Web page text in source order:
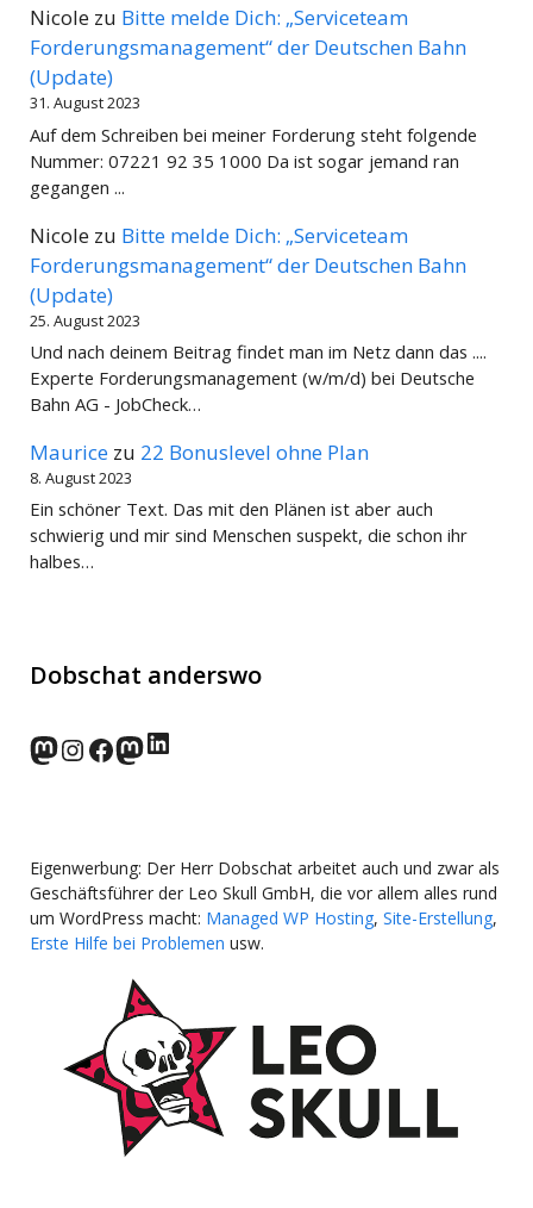
Nicole zu Bitte melde Dich: „Serviceteam
Forderungsmanagement“ der Deutschen Bahn
(Update)
31. August 2023
Auf dem Schreiben bei meiner Forderung steht folgende
Nummer: 07221 92 35 1000 Da ist sogar jemand ran
gegangen ...
Nicole zu Bitte melde Dich: „Serviceteam
Forderungsmanagement“ der Deutschen Bahn
(Update)
25. August 2023
Und nach deinem Beitrag findet man im Netz dann das ....
Experte Forderungsmanagement (w/m/d) bei Deutsche
Bahn AG - JobCheck…
Maurice zu 22 Bonuslevel ohne Plan
8. August 2023
Ein schöner Text. Das mit den Plänen ist aber auch
schwierig und mir sind Menschen suspekt, die schon ihr
halbes…
Dobschat anderswo
norden.social
Instagram
Facebook
wp-punks.social
LinkedIn
Eigenwerbung: Der Herr Dobschat arbeitet auch und zwar als
Geschäftsführer der Leo Skull GmbH, die vor allem alles rund
um WordPress macht: Managed WP Hosting, Site-Erstellung,
Erste Hilfe bei Problemen usw.